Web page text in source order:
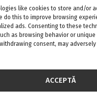
like cookies to store and/or
do this to improve browsing
ads. Consenting to these
as browsing behavior or unique
consent, may
ACCEPTĂ
climatizare de la Casa